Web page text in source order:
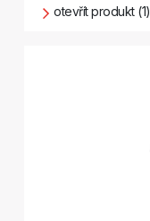
otevřít produkt (1)